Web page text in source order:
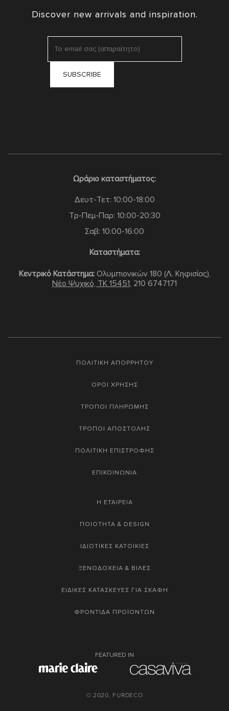
Discover new arrivals and inspiration.
Ωράριο καταστήματος:
Δευτ-Τετ: 10:00-18:00
Τρ-Πεμ-Παρ: 10:00-20:30
Σαβ: 10:00-16:00
Καταστήματα:
Κεντρικό Κατάστημα:Ολυμπιονικών 180 (Λ. Κηφισίας),
Νέο Ψυχικό, TK 15451, 210 6747171
ΠΟΛΙΤΙΚΗ ΑΠΟΡΡΗΤΟΥ
ΟΡΟΙ ΧΡΗΣΗΣ
ΤΡΟΠΟΙ ΠΛΗΡΩΜΗΣ
ΤΡΟΠΟΙ ΑΠΟΣΤΟΛΗΣ
ΠΟΛΙΤΙΚΗ ΕΠΙΣΤΡΟΦΗΣ
ΕΠΙΚΟΙΝΩΝΙΑ
Η ΕΤΑΙΡΕΙΑ
ΠΟΙΟΤΗΤΑ & DESIGN
ΙΔΙΩΤΙΚΕΣ ΚΑΤΟΙΚΙΕΣ
ΞΕΝΟΔΟΧΕΙΑ & ΒΙΛΕΣ
ΕΙΔΙΚΕΣ ΚΑΤΑΣΚΕΥΕΣ ΓΙΑ ΣΚΑΦΗ
ΦΡΟΝΤΙΔΑ ΠΡΟΪΟΝΤΩΝ
FEATURED IN
© 2020, FURDECO